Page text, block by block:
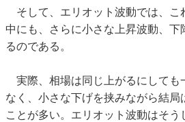
そして、エリオット波動では、こ
中にも、さらに小さな上昇波動、下
るのである。
実際、相場は同じ上がるにしても
なく、小さな下げを挟みながら結局
ことが多い。エリオット波動はそう